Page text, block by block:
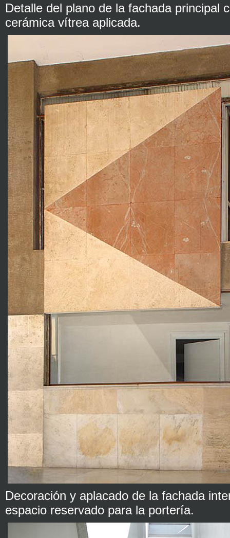
Detalle del plano de la fachada principal
cerámica vítrea aplicada.
Decoración y aplacado de la fachada
espacio reservado para la portería.